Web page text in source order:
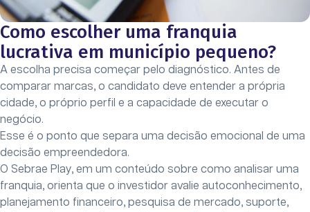
Como escolher uma franquia
lucrativa em município pequeno?
A escolha precisa começar pelo diagnóstico. Antes de
comparar marcas, o candidato deve entender a própria
cidade, o próprio perfil e a capacidade de executar o
negócio.
Esse é o ponto que separa uma decisão emocional de uma
decisão empreendedora.
O Sebrae Play, em um conteúdo sobre como analisar uma
franquia, orienta que o investidor avalie autoconhecimento,
planejamento financeiro, pesquisa de mercado, suporte,